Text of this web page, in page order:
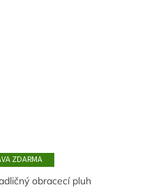
ZDARMA
obracecí pluh